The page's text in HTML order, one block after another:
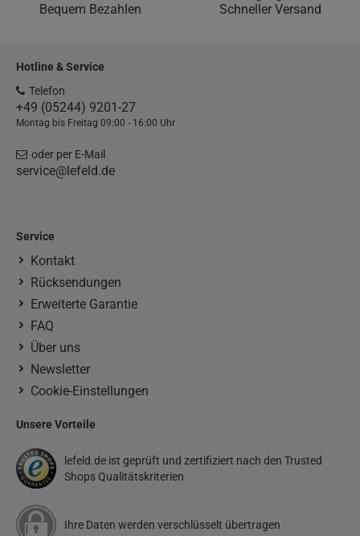
Bequem Bezahlen Schneller Versand
Hotline & Service
Telefon
+49 (05244) 9201-27
Montag bis Freitag 09:00 - 16:00 Uhr
oder per E-Mail
service@lefeld.de
Service
Kontakt
Rücksendungen
Erweiterte Garantie
FAQ
Über uns
Newsletter
Cookie-Einstellungen
Unsere Vorteile
lefeld.de ist geprüft und zertifiziert nach den Trusted
Shops Qualitätskriterien
Ihre Daten werden verschlüsselt übertragen